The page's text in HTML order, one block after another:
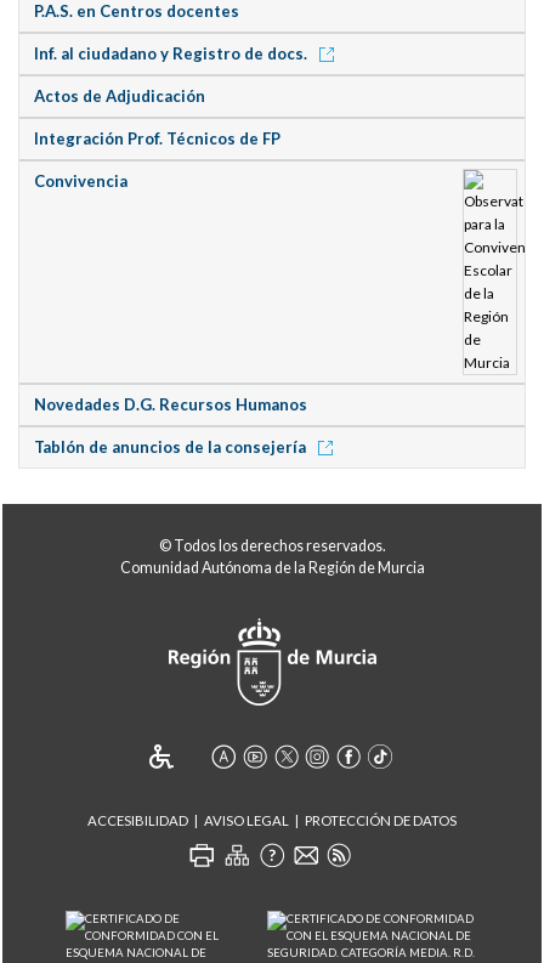
P.A.S. en Centros docentes
Inf. al ciudadano y Registro de docs.
Actos de Adjudicación
Integración Prof. Técnicos de FP
Convivencia
Novedades D.G. Recursos Humanos
Tablón de anuncios de la consejería
© Todos los derechos reservados.
Comunidad Autónoma de la Región de Murcia
ACCESIBILIDAD AVISO LEGAL PROTECCIÓN DE DATOS